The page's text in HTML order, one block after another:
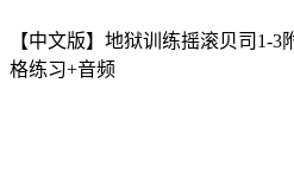
【中文版】地狱训练摇滚贝司1-
格练习+音频